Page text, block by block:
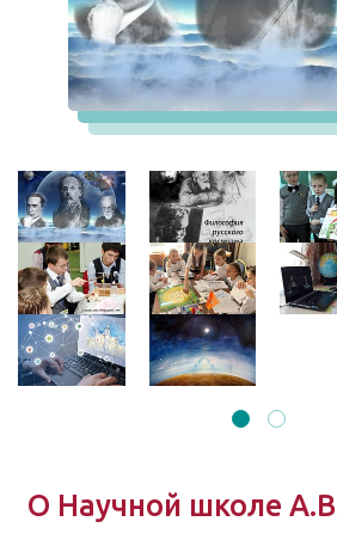
О Научной школе